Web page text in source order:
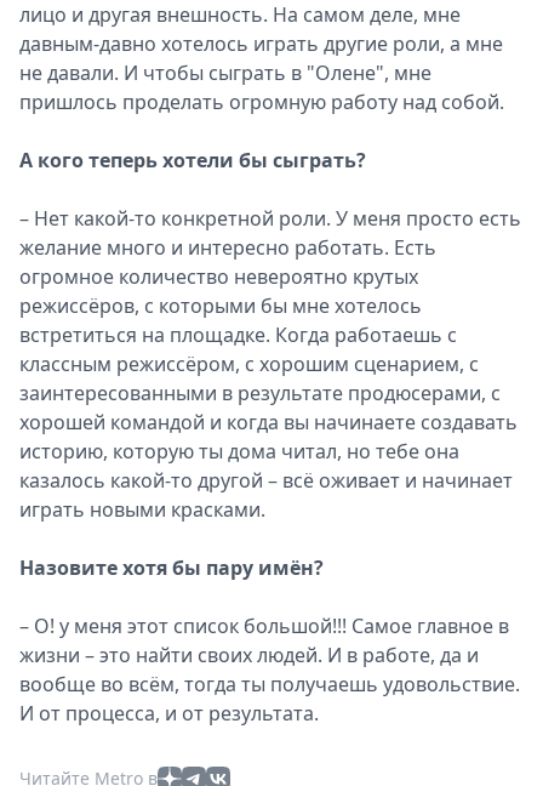
лицо и другая внешность. На самом деле, мне
давным-давно хотелось играть другие роли, а мне
не давали. И чтобы сыграть в "Олене", мне
пришлось проделать огромную работу над собой.
А кого теперь хотели бы сыграть?
– Нет какой-то конкретной роли. У меня просто есть
желание много и интересно работать. Есть
огромное количество невероятно крутых
режиссёров, с которыми бы мне хотелось
встретиться на площадке. Когда работаешь с
классным режиссёром, с хорошим сценарием, с
заинтересованными в результате продюсерами, с
хорошей командой и когда вы начинаете создавать
историю, которую ты дома читал, но тебе она
казалось какой-то другой – всё оживает и начинает
играть новыми красками.
Назовите хотя бы пару имён?
– О! у меня этот список большой!!! Самое главное в
жизни – это найти своих людей. И в работе, да и
вообще во всём, тогда ты получаешь удовольствие.
И от процесса, и от результата.
Читайте Metro в